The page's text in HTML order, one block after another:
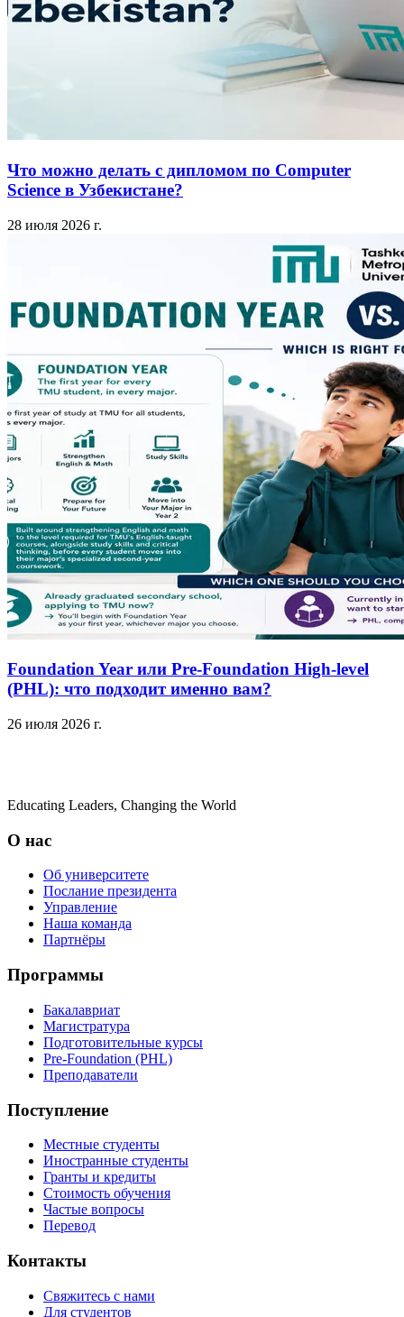
Что можно делать с дипломом по Computer
Science в Узбекистане?
28 июля 2026 г.
Foundation Year или Pre-Foundation High-level
(PHL): что подходит именно вам?
26 июля 2026 г.
Educating Leaders, Changing the World
О нас
Об университете
Послание президента
Управление
Наша команда
Партнёры
Программы
Бакалавриат
Магистратура
Подготовительные курсы
Pre-Foundation (PHL)
Преподаватели
Поступление
Местные студенты
Иностранные студенты
Гранты и кредиты
Стоимость обучения
Частые вопросы
Перевод
Контакты
Свяжитесь с нами
Для студентов